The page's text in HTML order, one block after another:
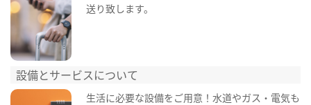
送り致します。
設備とサービスについて
生活に必要な設備をご用意！水道やガス・電気も